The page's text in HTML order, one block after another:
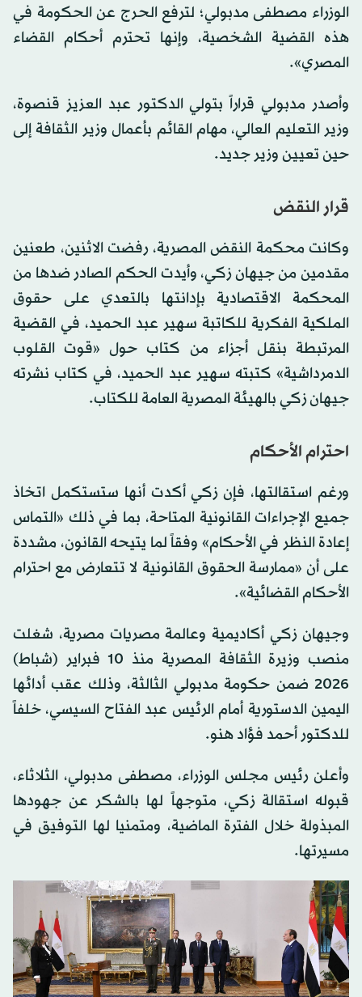
الوزراء مصطفى مدبولي؛ لترفع الحرج عن الحكومة في
هذه القضية الشخصية، وإنها تحترم أحكام القضاء
المصري».
وأصدر مدبولي قراراً بتولي الدكتور عبد العزيز قنصوة،
وزير التعليم العالي، مهام القائم بأعمال وزير الثقافة إلى
حين تعيين وزير جديد.
قرار النقض
وكانت محكمة النقض المصرية، رفضت الاثنين، طعنين
مقدمين من جيهان زكي، وأيدت الحكم الصادر ضدها من
المحكمة الاقتصادية بإدانتها بالتعدي على حقوق
الملكية الفكرية للكاتبة سهير عبد الحميد، في القضية
المرتبطة بنقل أجزاء من كتاب حول «قوت القلوب
الدمرداشية» كتبته سهير عبد الحميد، في كتاب نشرته
جيهان زكي بالهيئة المصرية العامة للكتاب.
احترام الأحكام
ورغم استقالتها، فإن زكي أكدت أنها ستستكمل اتخاذ
جميع الإجراءات القانونية المتاحة، بما في ذلك «التماس
إعادة النظر في الأحكام» وفقاً لما يتيحه القانون، مشددة
على أن «ممارسة الحقوق القانونية لا تتعارض مع احترام
الأحكام القضائية».
وجيهان زكي أكاديمية وعالمة مصريات مصرية، شغلت
منصب وزيرة الثقافة المصرية منذ 10 فبراير (شباط)
2026 ضمن حكومة مدبولي الثالثة، وذلك عقب أدائها
اليمين الدستورية أمام الرئيس عبد الفتاح السيسي، خلفاً
للدكتور أحمد فؤاد هنو.
وأعلن رئيس مجلس الوزراء، مصطفى مدبولي، الثلاثاء،
قبوله استقالة زكي، متوجهاً لها بالشكر عن جهودها
المبذولة خلال الفترة الماضية، ومتمنيا لها التوفيق في
مسيرتها.